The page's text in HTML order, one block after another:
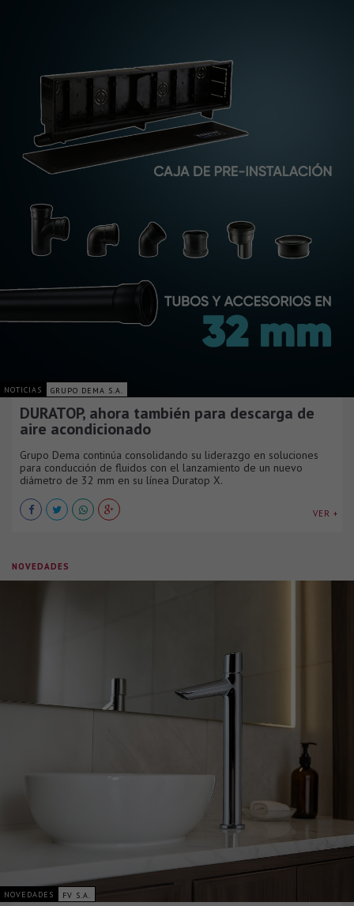
NOTICIAS GRUPO DEMA S.A.
DURATOP, ahora también para descarga de
aire acondicionado
Grupo Dema continúa consolidando su liderazgo en soluciones
para conducción de fluidos con el lanzamiento de un nuevo
diámetro de 32 mm en su línea Duratop X.
VER +
NOVEDADES
NOVEDADES FV S.A.